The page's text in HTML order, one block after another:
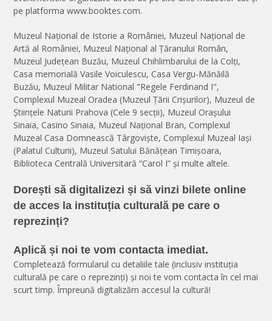
pe platforma www.booktes.com.
Muzeul Național de Istorie a României, Muzeul Național de
Artă al României, Muzeul Național al Țăranului Român,
Muzeul Județean Buzău, Muzeul Chihlimbarului de la Colți,
Casa memorială Vasile Voiculescu, Casa Vergu-Mănăilă
Buzău, Muzeul Militar National "Regele Ferdinand I",
Complexul Muzeal Oradea (Muzeul Țării Crișurilor), Muzeul de
Științele Naturii Prahova (Cele 9 secții), Muzeul Orașului
Sinaia, Casino Sinaia, Muzeul Național Bran, Complexul
Muzeal Casa Domnească Târgoviște, Complexul Muzeal Iași
(Palatul Culturii), Muzeul Satului Bănățean Timișoara,
Biblioteca Centrală Universitară “Carol I” și multe altele.
Dorești să digitalizezi și să vinzi bilete online
de acces la instituția culturală pe care o
reprezinți?
Aplică și noi te vom contacta imediat.
Completează formularul cu detaliile tale (inclusiv instituția
culturală pe care o reprezinți) și noi te vom contacta în cel mai
scurt timp. Împreună digitalizăm accesul la cultură!